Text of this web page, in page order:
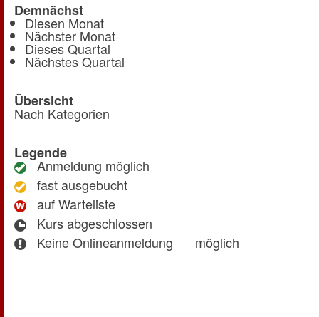
Demnächst
Diesen Monat
Nächster Monat
Dieses Quartal
Nächstes Quartal
Übersicht
Nach Kategorien
Legende
Anmeldung möglich
fast ausgebucht
auf Warteliste
Kurs abgeschlossen
Keine Onlineanmeldung
möglich